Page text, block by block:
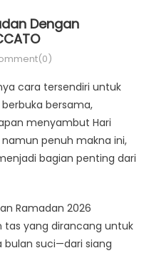
Dengan
cara tersendiri untuk
bersama,
menyambut Hari
penuh makna ini,
bagian penting dari
Ramadan 2026
tas yang dirancang untuk
suci—dari siang